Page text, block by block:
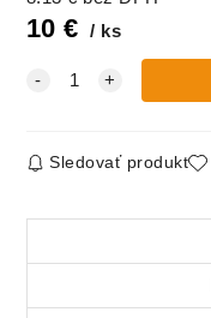
10 € ks
Sledovať produkt